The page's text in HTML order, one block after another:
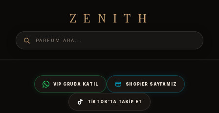
ZENITH
VIP GRUBA KATIL SHOPIER SAYFAMIZ
TIKTOK'TA TAKIP ET